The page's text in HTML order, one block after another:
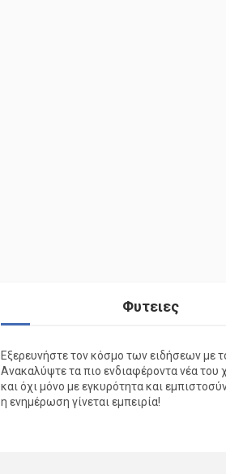
Φυτειες
Εξερευνήστε τον κόσμο των ειδήσεων με
Ανακαλύψτε τα πιο ενδιαφέροντα νέα του
και όχι μόνο με εγκυρότητα και
η ενημέρωση γίνεται εμπειρία!